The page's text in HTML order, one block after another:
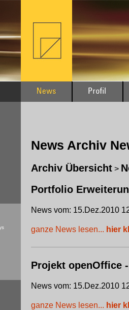
News Archiv
Archiv Übersicht >
Portfolio
News vom: 15.Dez.2010
ganze News lesen... hier
Projekt openOffice
News vom: 15.Dez.2010
ganze News lesen... hier